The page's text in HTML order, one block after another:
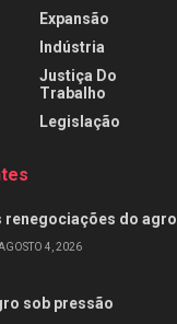
Expansão
Indústria
Justiça Do
Trabalho
Legislação
renegociações do agro
4, 2026
sob pressão